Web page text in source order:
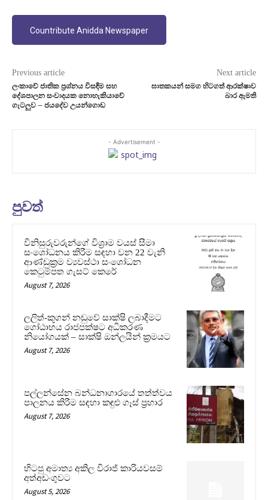
Countribute Anidda Newspaper
Previous article
ලංකාවේ ජාතික ප්‍රශ්නය විසඳීම සහ
දේශපාලන සංවාදයක නොහැකියාවේ
ගැටලුව – ජයදේව උයන්ගොඩ
Next article
ඝාතකයන් සමග හිටගත් ආරක්ෂාව
බාර ඇමති
- Advertisement -
පුවත්
විනිසුරුවරුන්ගේ විශ්‍රාම වයස් සීමා
සංශෝධනය කිරීම සඳහා වන 22 වැනි
ආණ්ඩුක්‍රම ව්‍යවස්ථා සංශෝධන
කෙටුම්පත ගැසට් කෙරේ
August 7, 2026
ලලිත්-කූගන් නඩුවේ සාක්ෂි ලබාදීමට
ගෝඨාභය රාජපක්ෂට අධිකරණ
නියෝගයක් – සාක්ෂි ඔන්ලයින් ක්‍රමයට
August 7, 2026
පල්ලන්සේන බන්ධනාගාරයේ තත්ත්වය
පාලනය කිරීම සඳහා කඳුළු ගෑස් ප්‍රහාර
August 7, 2026
හිටපු අමාත්‍ය අකිල විරාජ් කාරියවසම්
අත්අඩංගුවට
August 5, 2026